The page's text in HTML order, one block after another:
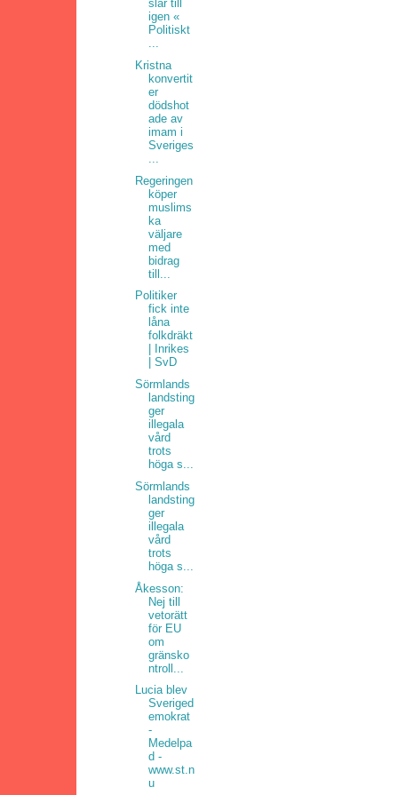
slår till
igen «
Politiskt
...
Kristna
konvertit
er
dödshot
ade av
imam i
Sveriges
Regeringen
köper
muslims
ka
väljare
med
bidrag
till...
Politiker
fick inte
låna
folkdräkt
| Inrikes
| SvD
Sörmlands
landsting
ger
illegala
vård
trots
höga s...
Sörmlands
landsting
ger
illegala
vård
trots
höga s...
Åkesson:
Nej till
vetorätt
för EU
om
gränsko
ntroll...
Lucia blev
Sveriged
emokrat
-
Medelpa
d -
www.st.n
u